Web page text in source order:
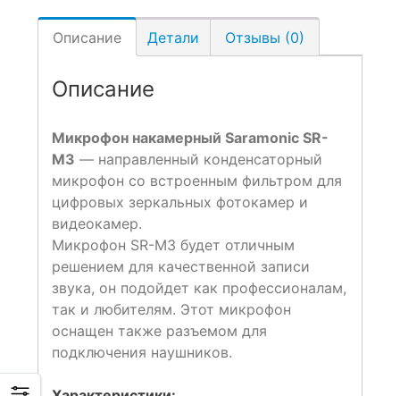
Описание Детали Отзывы (0)
Описание
Микрофон накамерный Saramonic SR-
M3 — направленный конденсаторный
микрофон со встроенным фильтром для
цифровых зеркальных фотокамер и
видеокамер.
Микрофон SR-M3 будет отличным
решением для качественной записи
звука, он подойдет как профессионалам,
так и любителям. Этот микрофон
оснащен также разъемом для
подключения наушников.